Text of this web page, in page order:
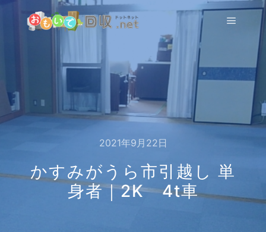
メイ
2021年9月22日
かすみがうら市引越し 単
身者｜2K 4t車